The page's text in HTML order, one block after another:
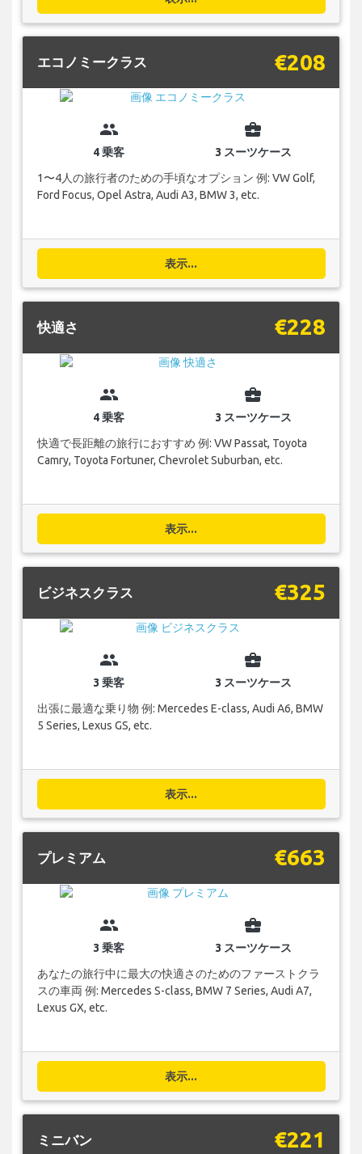
エコノミークラス €208
group
4 乗客
business_center
3 スーツケース
1〜4人の旅行者のための手頃なオプション 例: VW Golf,
Ford Focus, Opel Astra, Audi A3, BMW 3, etc.
表示...
快適さ €228
group
4 乗客
business_center
3 スーツケース
快適で長距離の旅行におすすめ 例: VW Passat, Toyota
Camry, Toyota Fortuner, Chevrolet Suburban, etc.
表示...
ビジネスクラス €325
group
3 乗客
business_center
3 スーツケース
出張に最適な乗り物 例: Mercedes E-class, Audi A6, BMW
5 Series, Lexus GS, etc.
表示...
プレミアム €663
group
3 乗客
business_center
3 スーツケース
あなたの旅行中に最大の快適さのためのファーストクラ
スの車両 例: Mercedes S-class, BMW 7 Series, Audi A7,
Lexus GX, etc.
表示...
ミニバン €221